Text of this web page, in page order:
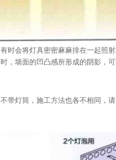
时会将灯具密密麻麻排在一起照
，墙面的凹凸感所形成的阴影，可
带灯筒，施工方法也各不相同，请